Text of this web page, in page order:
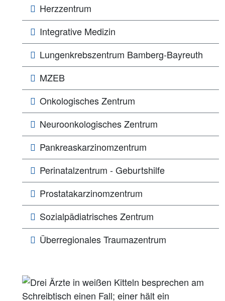
Herzzentrum
Integrative Medizin
Lungen­­krebs­zentrum Bamberg-Bayreuth
MZEB
Onkologisches Zentrum
Neuroonkologisches Zentrum
Pankreaskarzinomzentrum
Perinatalzentrum - Geburtshilfe
Prostatakarzinomzentrum
Sozialpädiatrisches Zentrum
Überregionales Traumazentrum